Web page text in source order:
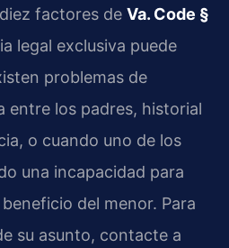
factores de Va. Code §
legal exclusiva puede
problemas de
entre los padres, historial
o cuando uno de los
una incapacidad para
del menor. Para
su asunto, contacte a